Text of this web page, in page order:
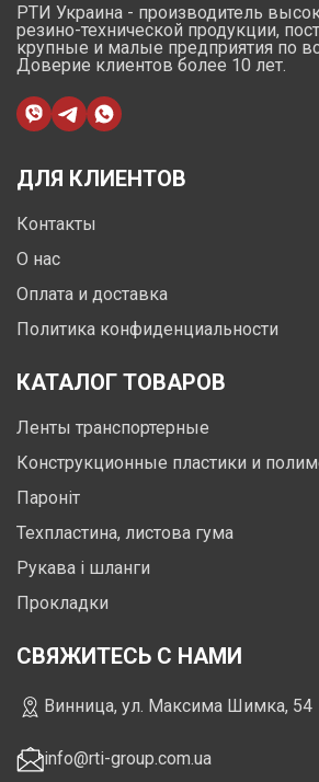
РТИ Украина - производитель
резино-технической продукции,
крупные и малые предприятия по
Доверие клиентов более 10 лет.
ДЛЯ КЛИЕНТОВ
Контакты
О нас
Оплата и доставка
Политика конфиденциальности
КАТАЛОГ ТОВАРОВ
Ленты транспортерные
Конструкционные пластики и
Пароніт
Техпластина, листова гума
Рукава і шланги
Прокладки
СВЯЖИТЕСЬ С НАМИ
Винница, ул. Максима Шимка, 54
info@rti-group.com.ua